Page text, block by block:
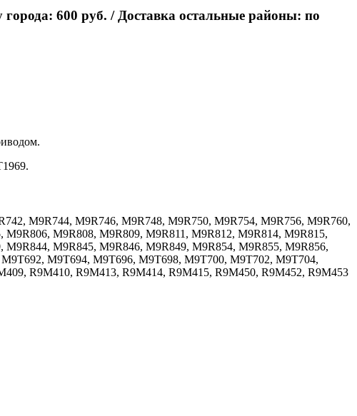
600 руб. / Доставка остальные районы: по
M9R744, M9R746, M9R748, M9R750, M9R754, M9R756, M9R760,
M9R808, M9R809, M9R811, M9R812, M9R814, M9R815,
M9R845, M9R846, M9R849, M9R854, M9R855, M9R856,
M9T694, M9T696, M9T698, M9T700, M9T702, M9T704,
R9M410, R9M413, R9M414, R9M415, R9M450, R9M452, R9M453